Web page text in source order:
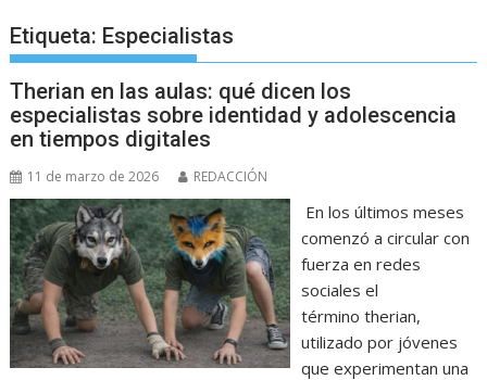
Etiqueta: Especialistas
Therian en las aulas: qué dicen los
especialistas sobre identidad y adolescencia
en tiempos digitales
11 de marzo de 2026 REDACCIÓN
En los últimos meses
comenzó a circular con
fuerza en redes
sociales el
término therian,
utilizado por jóvenes
que experimentan una